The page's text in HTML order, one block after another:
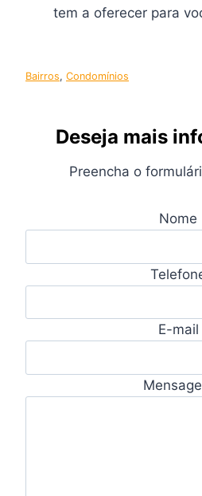
tem a oferecer para
Bairros, Condomínios
Deseja mais
Preencha o
Nome
E-mail